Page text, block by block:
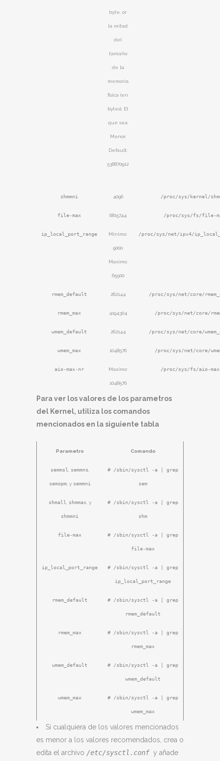
byte, or
la mitad
del
tamaño
de la
memoria
fisica (en
bytes), El
que sea
Menor.
Default:
536870912
shmmni 4096 /proc/sys/kernel/
file–max 6815744 /proc/sys/fs/file-
ip_local_port_range Minimo:
9000
Maximo:
65500
/proc/sys/net/ipv4/
rmem_default 262144 /proc/sys/net/core/
rmem_max 4194304 /proc/sys/net/core/
wmem_default 262144 /proc/sys/net/core/
wmem_max 1048576 /proc/sys/net/core/
aio-max-nr Maximo:
1048576
/proc/sys/fs/aio-
Para ver los valores de los parametros
del Kernel, utiliza los comandos
mencionados en la siguiente tabla
Parametro Comando
semmsl semmns
semopm, y semmni
# /sbin/sysctl -a | grep
sem
shmall shmmax , y
shmmni
# /sbin/sysctl -a | grep
shm
file-max # /sbin/sysctl -a | grep
file-max
ip_local_port_range # /sbin/sysctl -a | grep
ip_local_port_range
rmem_default # /sbin/sysctl -a | grep
rmem_default
rmem_max # /sbin/sysctl -a | grep
rmem_max
wmem_default # /sbin/sysctl -a | grep
wmem_default
wmem_max # /sbin/sysctl -a | grep
wmem_max
Si cualquiera de los valores mencionados
es menor a los valores recomendados, crea o
edita el archivo /etc/sysctl.conf y añade